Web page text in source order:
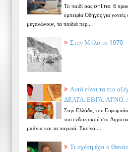
Το παιδί σας online: 6
εμπειρία Οδηγός για
μεγαλώνουν, τα παιδιά περ...
Στην Μήλο το 1970
Αυτά είναι τα πιο
ΔΕΛΤΑ, ΕΒΓΑ, ΑΓΝΟ,
Στην Ελλάδα, του
του ενδεικτικού στο
μπάνια και τα παγωτά. Εκείνα ...
Τι σχέση έχει ο